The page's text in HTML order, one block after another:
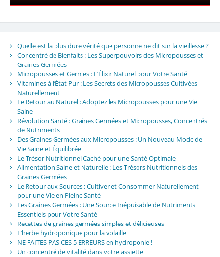
Quelle est la plus dure vérité que personne ne dit sur la vieillesse ?
Concentré de Bienfaits : Les Superpouvoirs des Micropousses et
Graines Germées
Micropousses et Germes : L’Élixir Naturel pour Votre Santé
Vitamines à l’État Pur : Les Secrets des Micropousses Cultivées
Naturellement
Le Retour au Naturel : Adoptez les Micropousses pour une Vie
Saine
Révolution Santé : Graines Germées et Micropousses, Concentrés
de Nutriments
Des Graines Germées aux Micropousses : Un Nouveau Mode de
Vie Saine et Équilibrée
Le Trésor Nutritionnel Caché pour une Santé Optimale
Alimentation Saine et Naturelle : Les Trésors Nutritionnels des
Graines Germées
Le Retour aux Sources : Cultiver et Consommer Naturellement
pour une Vie en Pleine Santé
Les Graines Germées : Une Source Inépuisable de Nutriments
Essentiels pour Votre Santé
Recettes de graines germées simples et délicieuses
L’herbe hydroponique pour la volaille
NE FAITES PAS CES 5 ERREURS en hydroponie !
Un concentré de vitalité dans votre assiette